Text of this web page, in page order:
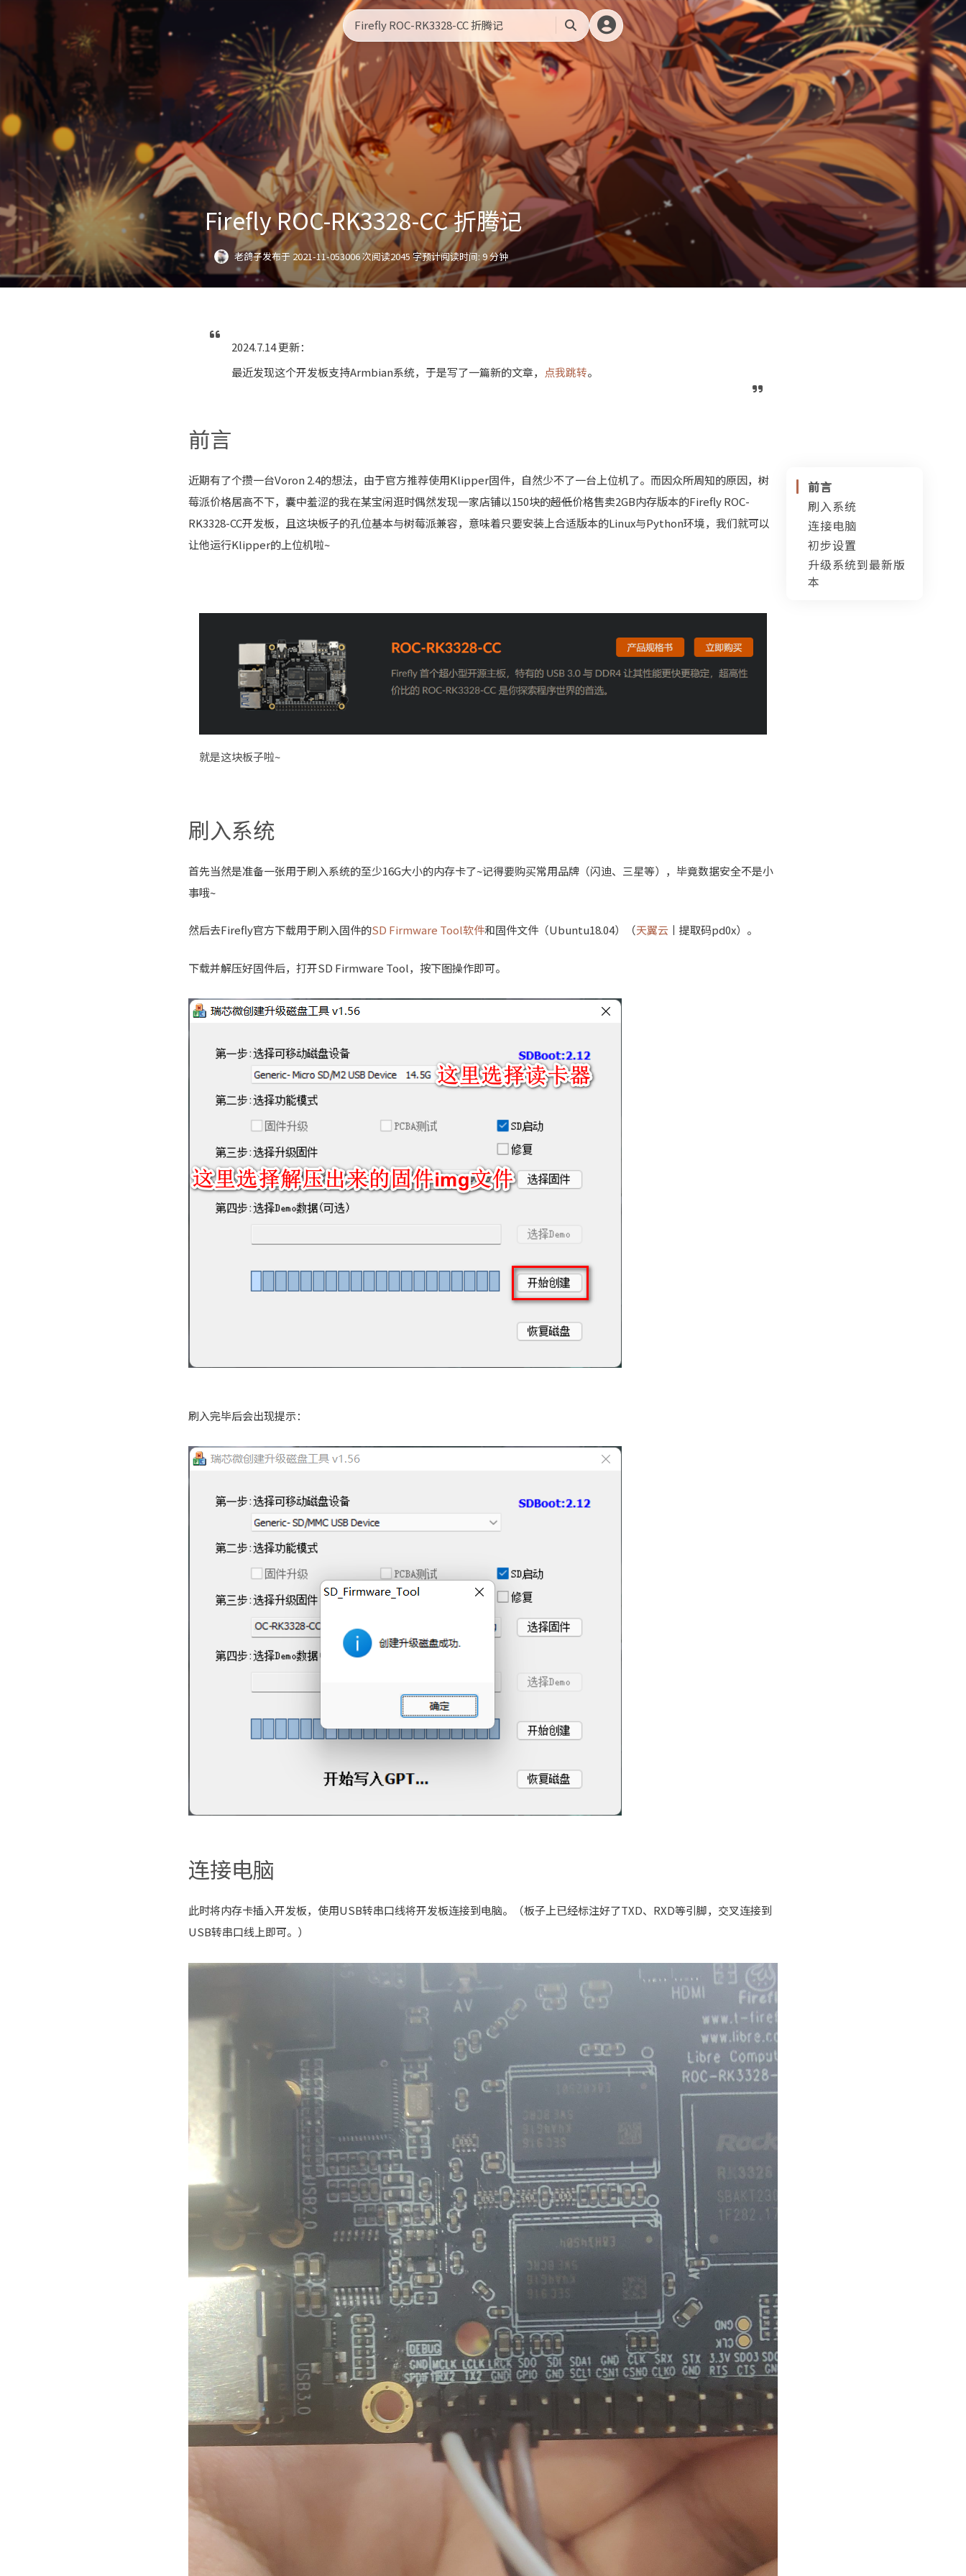
Firefly ROC-RK3328-CC 折腾记
搜
索
Firefly ROC-RK3328-CC 折腾记
老鸽子发布于 2021-11-053006 次阅读2045 字预计阅读时间: 9 分钟
2024.7.14 更新：
最近发现这个开发板支持Armbian系统，于是写了一篇新的文章， 点我跳转。
前言
近期有了个攒一台Voron 2.4的想法，由于官方推荐使用Klipper固件，自然少不了一台上位机了。而因众所周知的原因，树
莓派价格居高不下，囊中羞涩的我在某宝闲逛时偶然发现一家店铺以150块的超低价格售卖2GB内存版本的Firefly ROC-
RK3328-CC开发板，且这块板子的孔位基本与树莓派兼容，意味着只要安装上合适版本的Linux与Python环境，我们就可以
让他运行Klipper的上位机啦~
就是这块板子啦~
刷入系统
首先当然是准备一张用于刷入系统的至少16G大小的内存卡了~记得要购买常用品牌（闪迪、三星等），毕竟数据安全不是小
事哦~
然后去Firefly官方下载用于刷入固件的SD Firmware Tool软件和固件文件（Ubuntu18.04）（天翼云 丨提取码pd0x）。
下载并解压好固件后，打开SD Firmware Tool，按下图操作即可。
刷入完毕后会出现提示：
连接电脑
此时将内存卡插入开发板，使用USB转串口线将开发板连接到电脑。（板子上已经标注好了TXD、RXD等引脚，交叉连接到
USB转串口线上即可。）
前言
刷入系统
连接电脑
PuTTY连接
MobaXTerm连
初步设置
连接Wi-Fi（使
升级系统到最新版
本